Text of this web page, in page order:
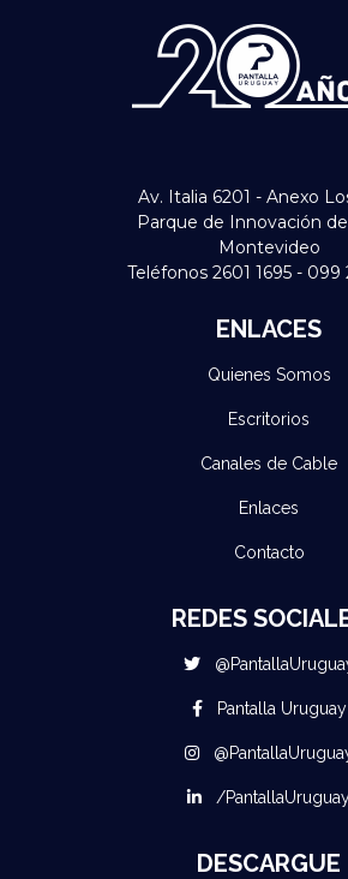
Av. Italia 6201 - Anexo
Parque de Innovación
Montevideo
Teléfonos 2601 1695 - 099
ENLACES
Quienes Somos
Escritorios
Canales de Cable
Enlaces
Contacto
REDES
Pantalla Uruguay
/
DESCARGUE